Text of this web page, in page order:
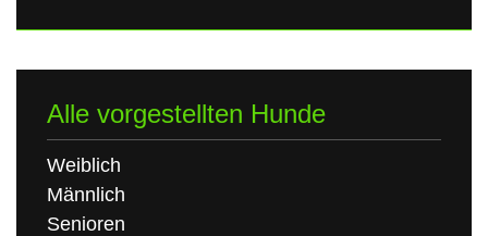
Alle vorgestellten Hunde
Weiblich
Männlich
Senioren